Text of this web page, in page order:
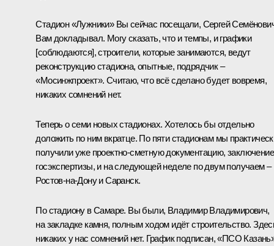
Стадион «Лужники» Вы сейчас посещали, Сергей
Вам докладывал. Могу сказать, что и темпы, и графики
[соблюдаются], строители, которые занимаются, ведут
реконструкцию стадиона, опытные, подрядчик –
«Мосинжпроект». Считаю, что всё сделано будет вовремя,
никаких сомнений нет.
Теперь о семи новых стадионах. Хотелось бы отдельно
доложить по ним вкратце. По пяти стадионам мы
получили уже проектно-сметную документацию, заключение
госэкспертизы, и на следующей неделе по двум получаем –
Ростов-на-Дону и Саранск.
По стадиону в Самаре. Вы были, Владимир Владимирович,
на закладке камня, полным ходом идёт строительство.
никаких у нас сомнений нет. График подписан, «ПСО